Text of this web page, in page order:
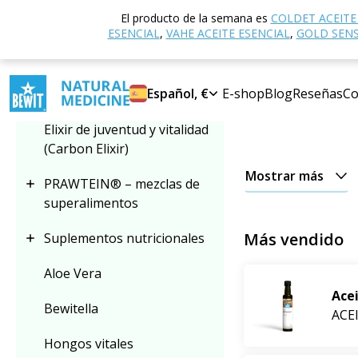
El producto de la semana es COLDET
ESENCIAL, VAHE ACEITE ESENCIAL, GOLD
Español, € E-shopBlogReseñas
Seleccionar categoría
Aceites vegetales
Elixir de juventud y vitalidad
(Carbon Elixir)
PRAWTEIN® – mezclas de
superalimentos
Suplementos nutricionales
Aloe Vera
Bewitella
Hongos vitales
Aceites vegetales
Aceites
Aceites
En lacocina los
deaceites
Además
grasos
como
Mostrar más
Más vendido